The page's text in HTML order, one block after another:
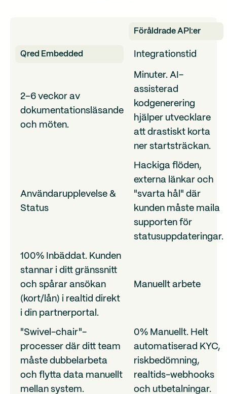
Föråldrade API:er
Qred Embedded Integrationstid
2–6 veckor av
dokumentationsläsande
och möten.
Minuter. AI-
assisterad
kodgenerering
hjälper utvecklare
att drastiskt korta
ner startsträckan.
Användarupplevelse &
Status
Hackiga flöden,
externa länkar och
"svarta hål" där
kunden måste maila
supporten för
statusuppdateringar.
100% Inbäddat. Kunden
stannar i ditt gränssnitt
och spårar ansökan
(kort/lån) i realtid direkt
i din partnerportal.
Manuellt arbete
"Swivel-chair"-
processer där ditt team
måste dubbelarbeta
och flytta data manuellt
mellan system.
0% Manuellt. Helt
automatiserad KYC,
riskbedömning,
realtids-webhooks
och utbetalningar.